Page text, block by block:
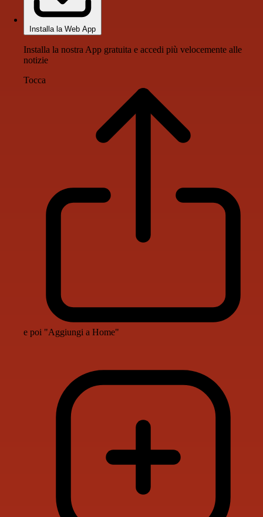
Installa la Web App
Installa la nostra App gratuita e accedi più velocemente alle
notizie
Tocca
e poi "Aggiungi a Home"